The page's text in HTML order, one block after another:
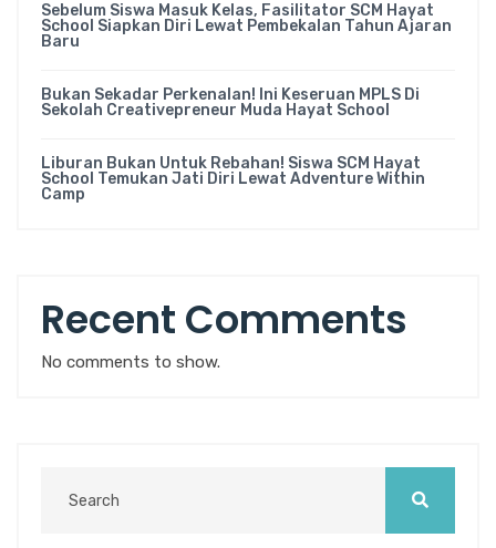
Sebelum Siswa Masuk Kelas, Fasilitator SCM Hayat
School Siapkan Diri Lewat Pembekalan Tahun Ajaran
Baru
Bukan Sekadar Perkenalan! Ini Keseruan MPLS Di
Sekolah Creativepreneur Muda Hayat School
Liburan Bukan Untuk Rebahan! Siswa SCM Hayat
School Temukan Jati Diri Lewat Adventure Within
Camp
Recent Comments
No comments to show.